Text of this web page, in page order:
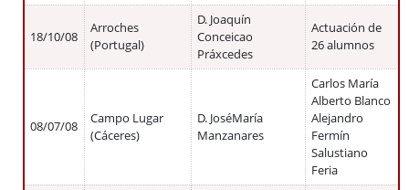
18/10/08
Arroches
(Portugal)
D. Joaquín
Conceicao
Práxcedes
Actuación de
26 alumnos
08/07/08
Campo Lugar
(Cáceres)
D. JoséMaría
Manzanares
Carlos María
Alberto Blanco
Alejandro
Fermín
Salustiano
Feria